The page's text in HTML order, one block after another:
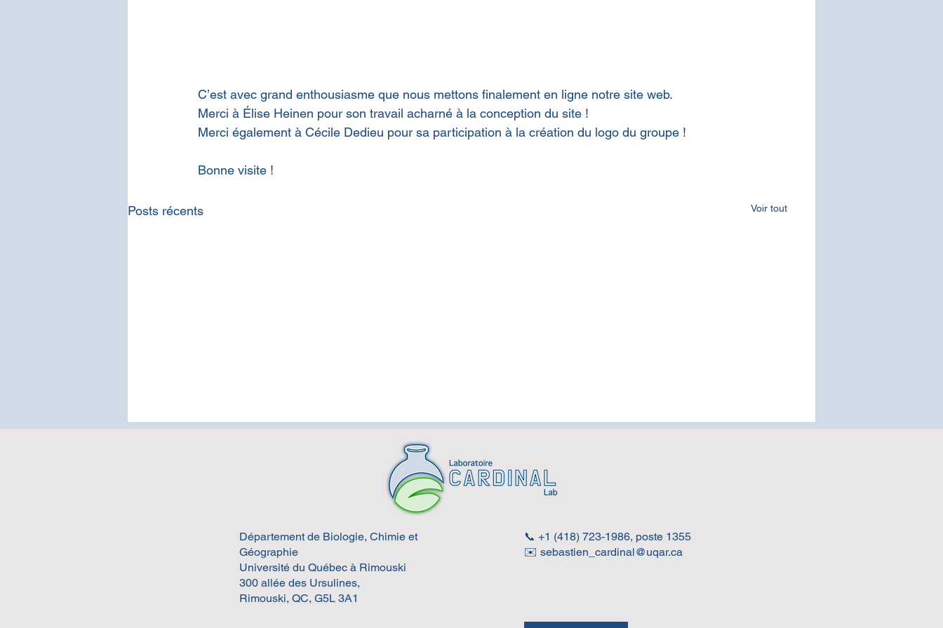
C’est avec grand enthousiasme que nous mettons finalement en ligne notre site web.
Merci à Élise Heinen pour son travail acharné à la conception du site !
Merci également à Cécile Dedieu pour sa participation à la création du logo du groupe !
Bonne visite !
Posts récents Voir tout
L’UQAR publie un portrait
de Sébastien Cardinal et de
son équipe de recherche
Bienvenue à nos stagiaires
de l'été !
Le Laboratoire Cardinal au
Pacifichem 2025
Département de Biologie, Chimie et
Géographie
Université du Québec à Rimouski
300 allée des Ursulines,
Rimouski, QC, G5L 3A1
📞 +1 (418) 723-1986, poste 1355
✉️ sebastien_cardinal@uqar.ca